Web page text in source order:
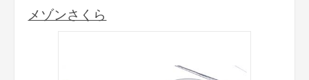
メゾンさくら